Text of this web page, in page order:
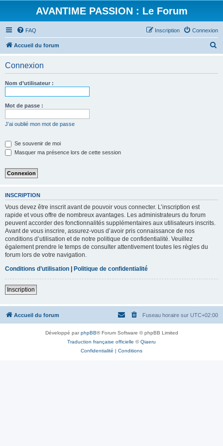
AVANTIME PASSION : Le Forum
FAQ Connexion
Inscription
Accueil du forum
Connexion
Nom d’utilisateur :
Mot de passe :
J’ai oublié mon mot de passe
Se souvenir de moi
Masquer ma présence lors de cette session
INSCRIPTION
Vous devez être inscrit avant de pouvoir vous connecter. L’inscription est
rapide et vous offre de nombreux avantages. Les administrateurs du forum
peuvent accorder des fonctionnalités supplémentaires aux utilisateurs inscrits.
Avant de vous inscrire, assurez-vous d’avoir pris connaissance de nos
conditions d’utilisation et de notre politique de confidentialité. Veuillez
également prendre le temps de consulter attentivement toutes les règles du
forum lors de votre navigation.
Conditions d’utilisation | Politique de confidentialité
Inscription
Accueil du forum Fuseau horaire sur UTC+02:00
Développé parphpBB® Forum Software © phpBB Limited
Traduction française officielle ©Qiaeru
Confidentialité | Conditions